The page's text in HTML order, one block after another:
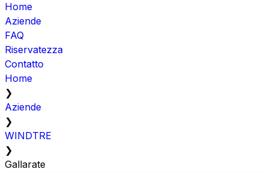
Home
Aziende
FAQ
Riservatezza
Contatto
Home
❯
Aziende
❯
WINDTRE
❯
Gallarate